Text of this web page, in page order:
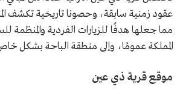
عقود زمنية سابقة، وحصونا تاريخية تكشف
مما جعلها هدفًا للزيارات الفردية والمنظمة
المملكة عمومًا، وإلى منطقة الباحة بشكل
موقع قرية ذي عين